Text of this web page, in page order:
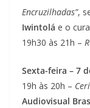
Encruzilhadas”,
Iwintolá e o
19h30 às 21h –
Sexta-feira – 7
19h às 20h –
Audiovisual